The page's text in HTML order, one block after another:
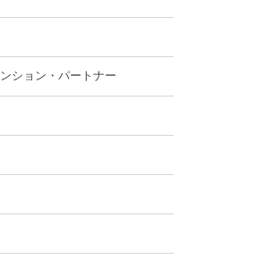
ション・パートナー